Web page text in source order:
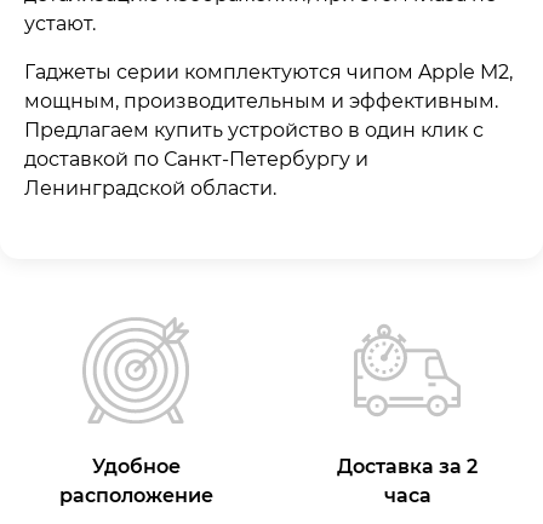
устают.
Гаджеты серии комплектуются чипом Apple M2,
мощным, производительным и эффективным.
Предлагаем купить устройство в один клик с
доставкой по Санкт-Петербургу и
Ленинградской области.
Удобное
расположение
Доставка за 2
часа